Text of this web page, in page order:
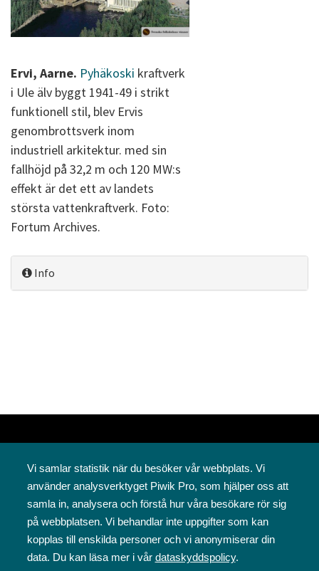
Ervi, Aarne. Pyhäkoski kraftverk
i Ule älv byggt 1941-49 i strikt
funktionell stil, blev Ervis
genombrottsverk inom
industriell arkitektur. med sin
fallhöjd på 32,2 m och 120 MW:s
effekt är det ett av landets
största vattenkraftverk. Foto:
Fortum Archives.
Info
Svenska folkskolans vänner rf
Annegatan 12
00120 Helsingfors
Vi samlar statistik när du besöker vår webbplats. Vi
använder analysverktyget Piwik Pro, som hjälper oss att
samla in, analysera och förstå hur våra besökare rör sig
på webbplatsen. Vi behandlar inte uppgifter som kan
kopplas till enskilda personer och vi anonymiserar din
data. Du kan läsa mer i vår dataskyddspolicy.